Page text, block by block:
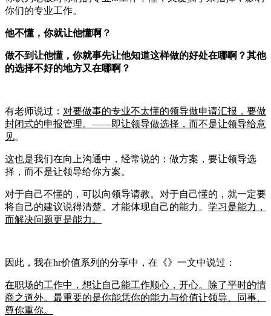
你们的专业工作。
他不懂，你就让他懂啊？
做不到让他懂，你就事先让他知道这样做的好处在哪啊？其他
的选择不好的地方又在哪啊？
有老师说过： 对要做事的专业不太懂的领导做申请汇报，要做
封闭式的申报管理。——即让领导做选择，而不是让领导给意
见。
这也是我们在向上沟通中，经常说的：做方案，要让领导选
择，而不是让领导给你方案。
对于自己不懂的，可以向领导请教。对于自己懂的，就一定要
将自己的建议说得清楚。才能体现自己的能力。 学习是能力，
而解决问题更是能力。
因此，我在hr价值系列的分享中，在《》一文中说过：
在职场的工作中，想让自己能工作顺心，开心。除了平时的情
商之道外。最重要的是你能恁你的能力与价值让领导、同事、
尊你重你。